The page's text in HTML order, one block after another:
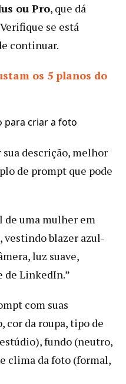
ou Pro, que dá
se está
continuar.
os 5 planos do
para criar a foto
descrição, melhor
de prompt que pode
de uma mulher em
vestindo blazer azul-
luz suave,
de LinkedIn.”
com suas
cor da roupa, tipo de
fundo (neutro,
clima da foto (formal,